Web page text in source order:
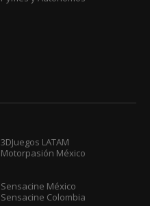
3DJuegos LATAM
Motorpasión México
Sensacine México
Sensacine Colombia